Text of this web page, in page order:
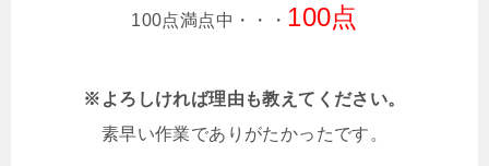
100点満点中・・・ 100点
※よろしければ理由も教えてください。
素早い作業でありがたかったです。